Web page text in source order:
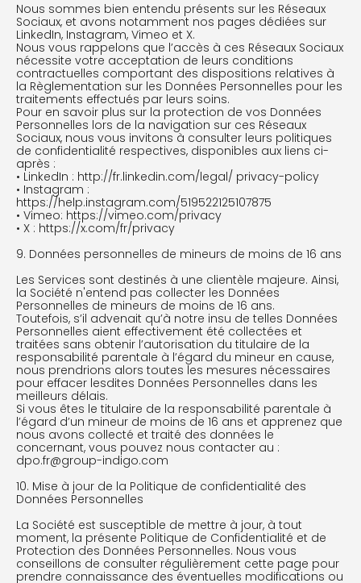
Nous sommes bien entendu présents sur les Réseaux
Sociaux, et avons notamment nos pages dédiées sur
LinkedIn, Instagram, Vimeo et X.
Nous vous rappelons que l’accès à ces Réseaux Sociaux
nécessite votre acceptation de leurs conditions
contractuelles comportant des dispositions relatives à
la Règlementation sur les Données Personnelles pour les
traitements effectués par leurs soins.
Pour en savoir plus sur la protection de vos Données
Personnelles lors de la navigation sur ces Réseaux
Sociaux, nous vous invitons à consulter leurs politiques
de confidentialité respectives, disponibles aux liens ci-
après :
• LinkedIn : http://fr.linkedin.com/legal/ privacy-policy
• Instagram :
https://help.instagram.com/519522125107875
• Vimeo: https://vimeo.com/privacy
• X : https://x.com/fr/privacy
9. Données personnelles de mineurs de moins de 16 ans
Les Services sont destinés à une clientèle majeure. Ainsi,
la Société n'entend pas collecter les Données
Personnelles de mineurs de moins de 16 ans.
Toutefois, s’il advenait qu’à notre insu de telles Données
Personnelles aient effectivement été collectées et
traitées sans obtenir l’autorisation du titulaire de la
responsabilité parentale à l’égard du mineur en cause,
nous prendrions alors toutes les mesures nécessaires
pour effacer lesdites Données Personnelles dans les
meilleurs délais.
Si vous êtes le titulaire de la responsabilité parentale à
l’égard d’un mineur de moins de 16 ans et apprenez que
nous avons collecté et traité des données le
concernant, vous pouvez nous contacter au :
dpo.fr@group-indigo.com
10. Mise à jour de la Politique de confidentialité des
Données Personnelles
La Société est susceptible de mettre à jour, à tout
moment, la présente Politique de Confidentialité et de
Protection des Données Personnelles. Nous vous
conseillons de consulter régulièrement cette page pour
prendre connaissance des éventuelles modifications ou